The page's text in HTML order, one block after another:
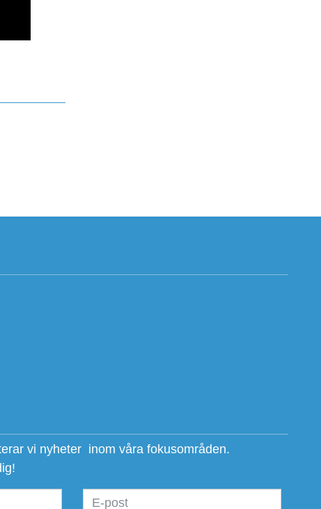
vi nyheter inom våra fokusområden.